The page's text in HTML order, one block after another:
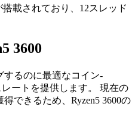
搭載されており、12スレッド
3600
するのに最適なコイン-
レートを提供します。 現在の
できるため、Ryzen5 3600の